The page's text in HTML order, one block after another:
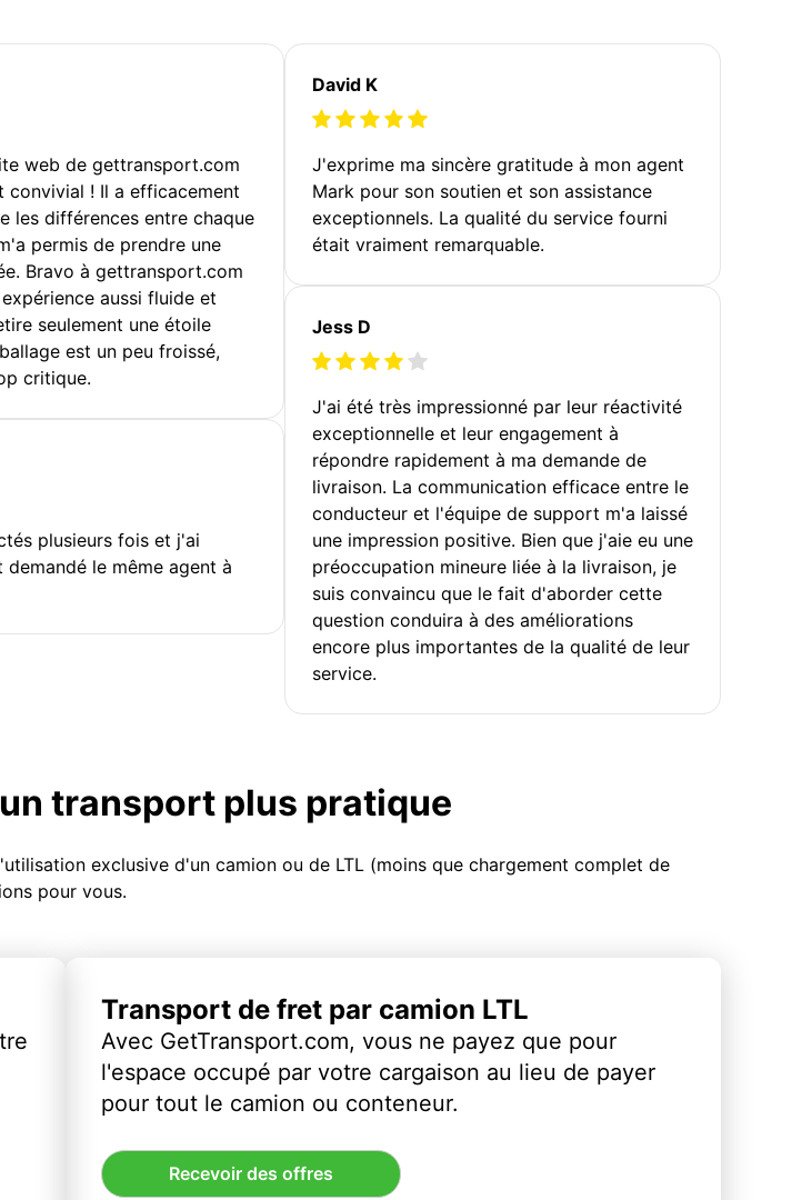
web de gettransport.com
convivial ! Il a efficacement
les différences entre chaque
permis de prendre une
Bravo à gettransport.com
aussi fluide et
seulement une étoile
est un peu froissé,
critique.
plusieurs fois et j'ai
demandé le même agent à
David K
J'exprime ma sincère gratitude à mon agent
Mark pour son soutien et son assistance
exceptionnels. La qualité du service fourni
était vraiment remarquable.
Jess D
J'ai été très impressionné par leur réactivité
exceptionnelle et leur engagement à
répondre rapidement à ma demande de
livraison. La communication efficace entre le
conducteur et l'équipe de support m'a laissé
une impression positive. Bien que j'aie eu une
préoccupation mineure liée à la livraison, je
suis convaincu que le fait d'aborder cette
question conduira à des améliorations
encore plus importantes de la qualité de leur
service.
transport plus pratique
exclusive d'un camion ou de LTL (moins que chargement complet de
pour vous.
Transport de fret par camion LTL
Avec GetTransport.com, vous ne payez que pour
l'espace occupé par votre cargaison au lieu de payer
pour tout le camion ou conteneur.
Recevoir des offres